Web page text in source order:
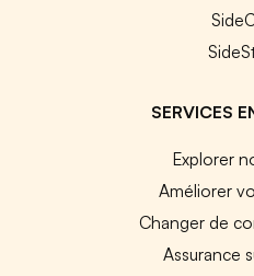
SERVICES
Explorer
Améliorer
Changer de
Assurance